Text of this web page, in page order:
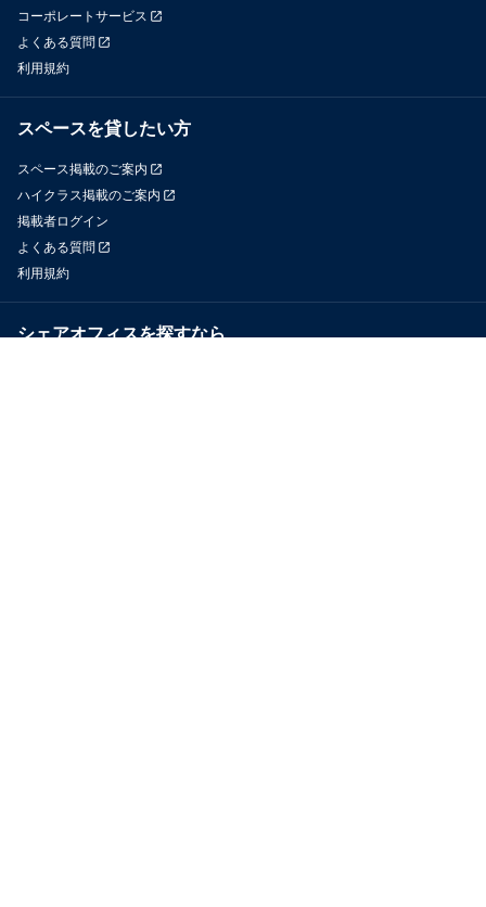
コーポレートサービス
よくある質問
利用規約
スペースを貸したい方
スペース掲載のご案内
ハイクラス掲載のご案内
掲載者ログイン
よくある質問
利用規約
シェアオフィスを探すなら